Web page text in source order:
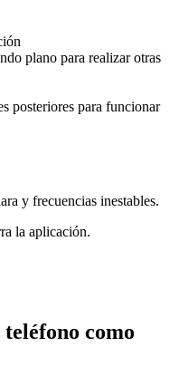
plano para realizar otras
posteriores para funcionar
y frecuencias inestables.
la aplicación.
como